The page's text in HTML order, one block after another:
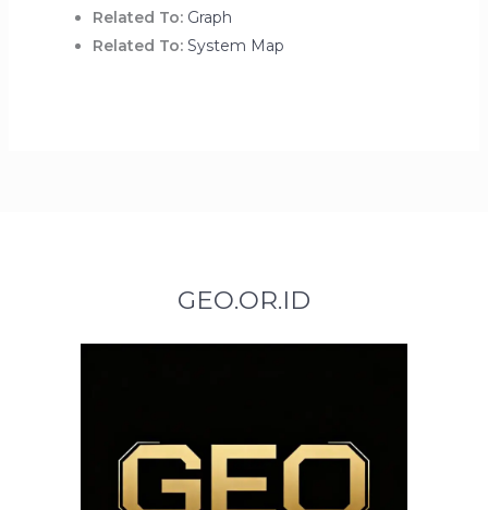
Related To: Graph
Related To: System Map
GEO.OR.ID